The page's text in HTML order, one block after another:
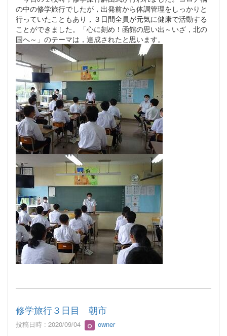
の中の修学旅行でしたが，出発前から体調管理をしっかりと
行っていたこともあり，３日間全員が元気に健康で活動する
ことができました。「心に刻め！函館の思い出～いざ，北の
国へ～」のテーマは，達成されたと思います。
修学旅行３日目 朝市
投稿日時 : 2020/09/04 owner